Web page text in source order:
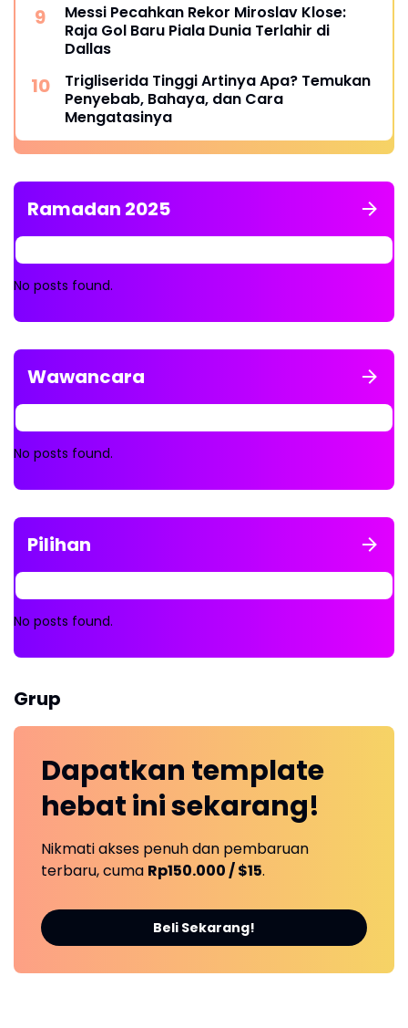
Messi Pecahkan Rekor Miroslav Klose:
Raja Gol Baru Piala Dunia Terlahir di
Dallas
Trigliserida Tinggi Artinya Apa? Temukan
Penyebab, Bahaya, dan Cara
Mengatasinya
Ramadan 2025
No posts found.
Wawancara
No posts found.
Pilihan
No posts found.
Grup
Dapatkan template
hebat inisekarang!
Nikmati akses penuh dan pembaruan
terbaru, cuma Rp150.000 / $15.
Beli Sekarang!